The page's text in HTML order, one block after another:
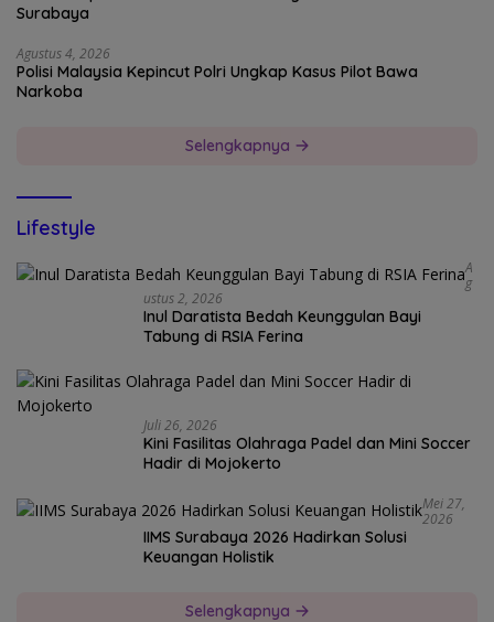
Surabaya
Agustus 4, 2026
Polisi Malaysia Kepincut Polri Ungkap Kasus Pilot Bawa
Narkoba
Selengkapnya
Lifestyle
A
G
Ustus 2, 2026
Inul Daratista Bedah Keunggulan Bayi
Tabung di RSIA Ferina
Juli 26, 2026
Kini Fasilitas Olahraga Padel dan Mini Soccer
Hadir di Mojokerto
Mei 27,
2026
IIMS Surabaya 2026 Hadirkan Solusi
Keuangan Holistik
Selengkapnya